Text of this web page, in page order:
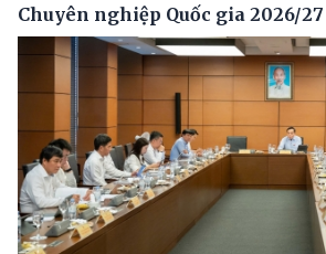
Chuyên nghiệp Quốc gia 2026/27